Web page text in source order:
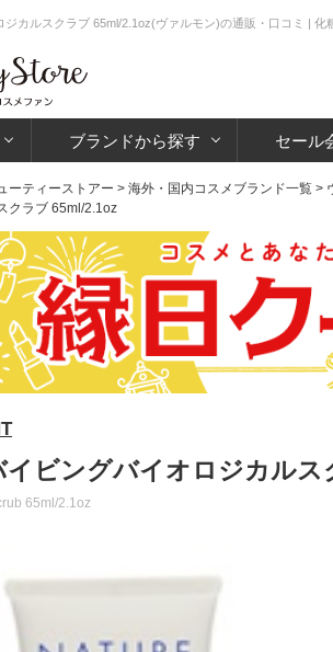
カルスクラブ 65ml/2.1oz(ヴァルモン)の通販・口コミ |
ブランドから探す セール
ーティーストアー > 海外・国内コスメブランド一覧 >
クラブ 65ml/2.1oz
ビングバイオロジカル
65ml/2.1oz